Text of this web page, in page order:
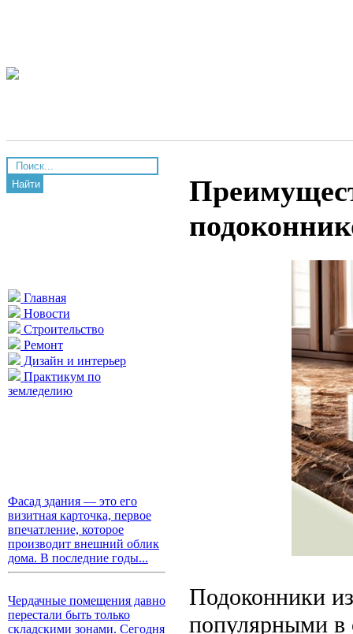
Найти
Главная
Новости
Строительство
Ремонт
Дизайн и интерьер
Практикум по
земледелию
Фасад здания — это его
визитная карточка, первое
впечатление, которое
производит внешний облик
дома. В последние годы...
Чердачные помещения давно
перестали быть только
складскими зонами. Сегодня
Подоконники из
популярными в